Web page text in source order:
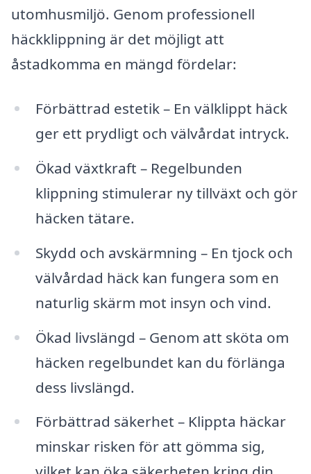
utomhusmiljö. Genom professionell
häckklippning är det möjligt att
åstadkomma en mängd fördelar:
Förbättrad estetik – En välklippt häck
ger ett prydligt och välvårdat intryck.
Ökad växtkraft – Regelbunden
klippning stimulerar ny tillväxt och gör
häcken tätare.
Skydd och avskärmning – En tjock och
välvårdad häck kan fungera som en
naturlig skärm mot insyn och vind.
Ökad livslängd – Genom att sköta om
häcken regelbundet kan du förlänga
dess livslängd.
Förbättrad säkerhet – Klippta häckar
minskar risken för att gömma sig,